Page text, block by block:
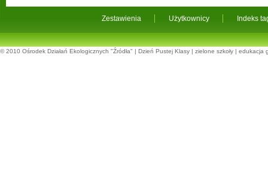
Zestawienia Użytkownicy Indeks
© 2010 Ośrodek Działań Ekologicznych "Źródła" | Dzień Pustej Klasy | zielone szkoły | edukacja